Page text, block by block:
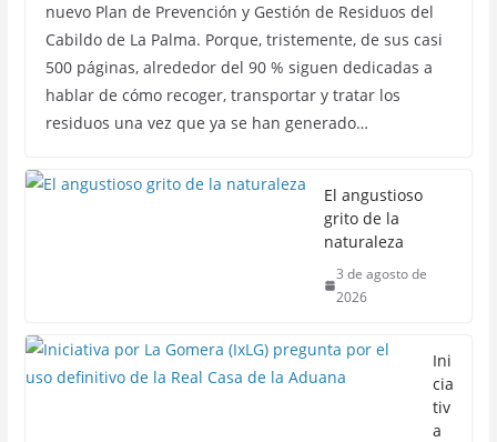
nuevo Plan de Prevención y Gestión de Residuos del
Cabildo de La Palma. Porque, tristemente, de sus casi
500 páginas, alrededor del 90 % siguen dedicadas a
hablar de cómo recoger, transportar y tratar los
residuos una vez que ya se han generado…
El angustioso
grito de la
naturaleza
3 de agosto de
2026
Ini
cia
tiv
a